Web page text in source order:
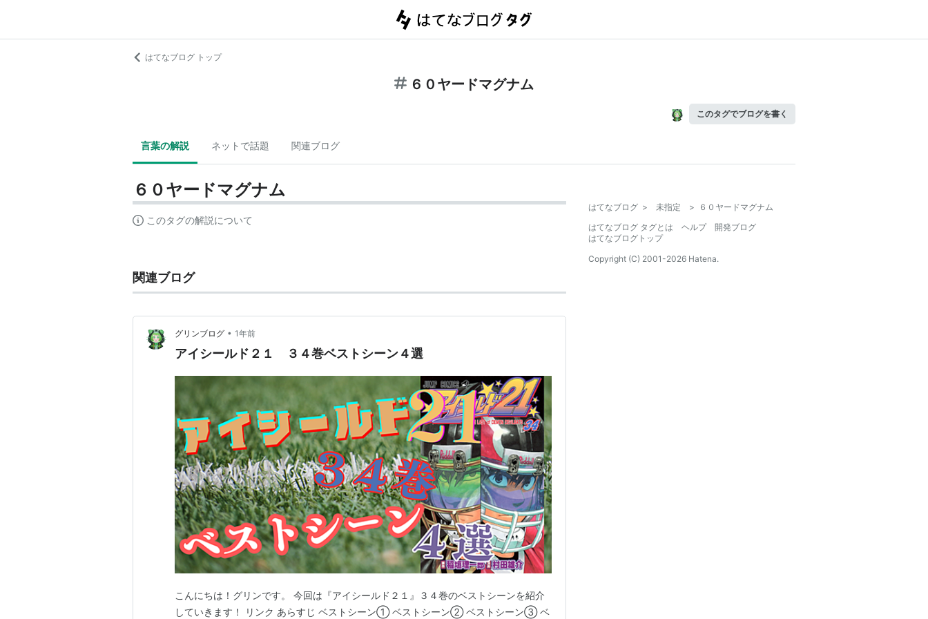
はてなブログ トップ
６０ヤードマグナム
このタグでブログを書く
言葉の解説 ネットで話題 関連ブログ
６０ヤードマグナム
このタグの解説について
関連ブログ
グリンブログ • 1年前
アイシールド２１ ３４巻ベストシーン４選
こんにちは！グリンです。 今回は『アイシールド２１』３４巻のベストシーンを紹介
していきます！ リンク あらすじ ベストシーン① ベストシーン② ベストシーン③ ベ
はてなブログ > 未指定 >
６０ヤードマグナム
はてなブログ タグとは
ヘルプ
開発ブログ
はてなブログトップ
Copyright (C) 2001-2026 Hatena.